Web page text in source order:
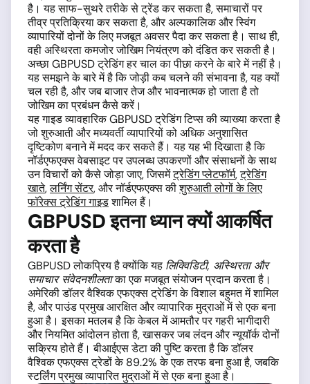
है। यह साफ-सुथरे तरीके से ट्रेंड कर सकता है, समाचारों पर
तीव्र प्रतिक्रिया कर सकता है, और अल्पकालिक और स्विंग
व्यापारियों दोनों के लिए मजबूत अवसर पैदा कर सकता है। साथ ही,
वही अस्थिरता कमजोर जोखिम नियंत्रण को दंडित कर सकती है।
अच्छा GBPUSD ट्रेडिंग हर चाल का पीछा करने के बारे में नहीं है।
यह समझने के बारे में है कि जोड़ी कब चलने की संभावना है, यह क्यों
चल रही है, और जब बाजार तेज और भावनात्मक हो जाता है तो
जोखिम का प्रबंधन कैसे करें।
यह गाइड व्यावहारिक GBPUSD ट्रेडिंग टिप्स की व्याख्या करता है
जो शुरुआती और मध्यवर्ती व्यापारियों को अधिक अनुशासित
दृष्टिकोण बनाने में मदद कर सकते हैं। यह यह भी दिखाता है कि
नॉर्डएफएक्स वेबसाइट पर उपलब्ध उपकरणों और संसाधनों के साथ
उन विचारों को कैसे जोड़ा जाए, जिसमेंट्रेडिंग प्लेटफॉर्म,ट्रेडिंग
खाते,लर्निंग सेंटर, और नॉर्डएफएक्स कीशुरुआती लोगों के लिए
फॉरेक्स ट्रेडिंग गाइडशामिल हैं।
GBPUSD इतना ध्यान क्यों आकर्षित
करता है
GBPUSD लोकप्रिय है क्योंकि यह लिक्विडिटी, अस्थिरता और
समाचार संवेदनशीलताका एक मजबूत संयोजन प्रदान करता है।
अमेरिकी डॉलर वैश्विक एफएक्स ट्रेडिंग के विशाल बहुमत में शामिल
है, और पाउंड प्रमुख आरक्षित और व्यापारिक मुद्राओं में से एक बना
हुआ है। इसका मतलब है कि केबल में आमतौर पर गहरी भागीदारी
और नियमित आंदोलन होता है, खासकर जब लंदन और न्यूयॉर्क दोनों
सक्रिय होते हैं। बीआईएस डेटा की पुष्टि करता है कि डॉलर
वैश्विक एफएक्स ट्रेडों के 89.2% के एक तरफ बना हुआ है, जबकि
स्टर्लिंग प्रमुख व्यापारित मुद्राओं में से एक बना हुआ है।